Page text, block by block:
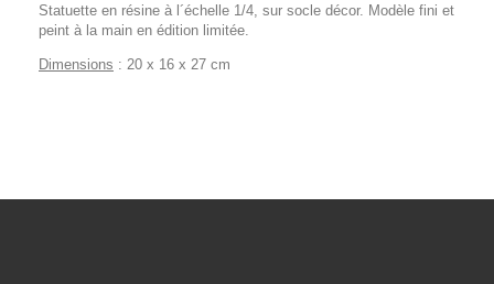
Statuette en résine à l´échelle 1/4, sur socle décor. Modèle fini et
peint à la main en édition limitée.
Dimensions : 20 x 16 x 27 cm